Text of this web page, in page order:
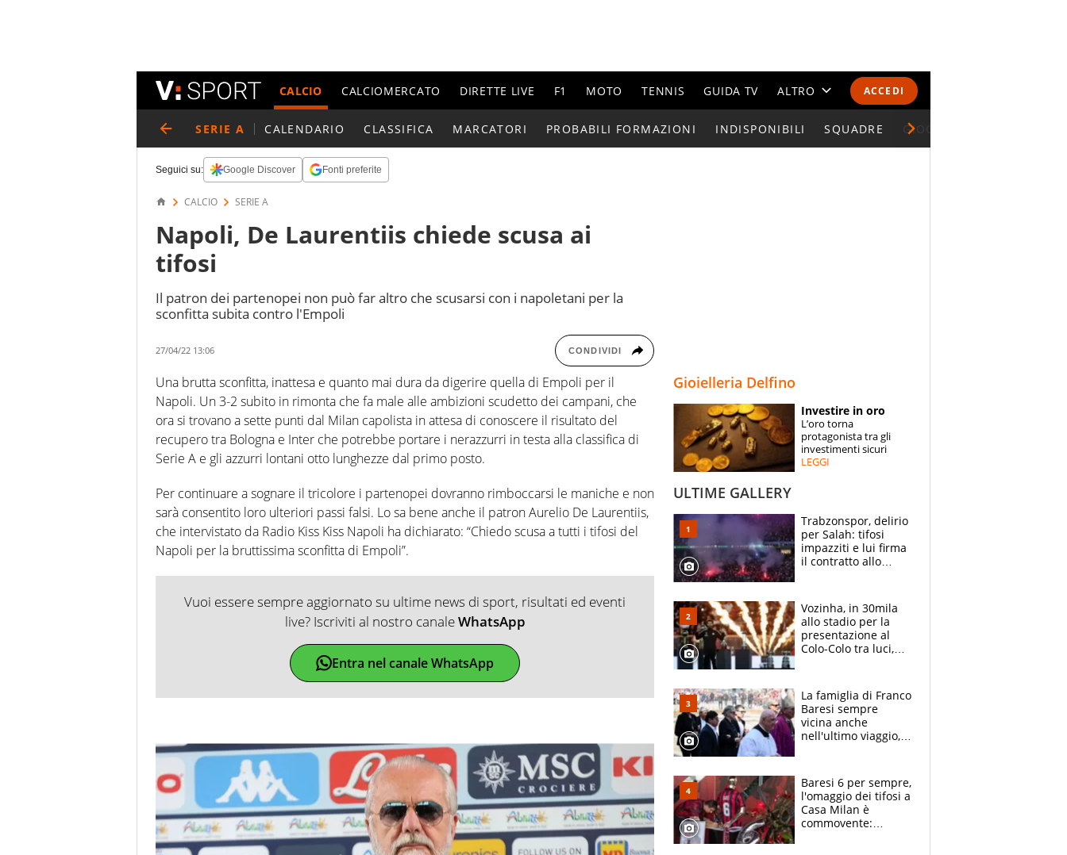
ACCEDI
CALCIO CALCIOMERCATO DIRETTE LIVE F1 MOTO TENNIS GUIDA TV ALTRO
CALENDARI E CLASSIFICHE
ESPERTI
CONTATTI
SERIE A CALENDARIO CLASSIFICA MARCATORI PROBABILI FORMAZIONI INDISPONIBILI SQUADRE GIOCATORI SERIE A
Seguici su: Google Discover Fonti preferite
CALCIO SERIE A
Napoli, De Laurentiis chiede scusa ai
tifosi
Il patron dei partenopei non può far altro che scusarsi con i napoletani per la
sconfitta subita contro l'Empoli
27/04/22 13:06 CONDIVIDI
Una brutta sconfitta, inattesa e quanto mai dura da digerire quella di Empoli per il
Napoli. Un 3-2 subito in rimonta che fa male alle ambizioni scudetto dei campani, che
ora si trovano a sette punti dal Milan capolista in attesa di conoscere il risultato del
recupero tra Bologna e Inter che potrebbe portare i nerazzurri in testa alla classifica di
Serie A e gli azzurri lontani otto lunghezze dal primo posto.
Per continuare a sognare il tricolore i partenopei dovranno rimboccarsi le maniche e non
sarà consentito loro ulteriori passi falsi. Lo sa bene anche il patron Aurelio De Laurentiis,
che intervistato da Radio Kiss Kiss Napoli ha dichiarato: “Chiedo scusa a tutti i tifosi del
Napoli per la bruttissima sconfitta di Empoli”.
Vuoi essere sempre aggiornato su ultime news di sport, risultati ed eventi
live? Iscriviti al nostro canaleWhatsApp
Entra nel canale WhatsApp
Gioielleria Delfino
Investire in oro
L’oro torna
protagonista tra gli
investimenti sicuri
LEGGI
ULTIME GALLERY
Trabzonspor, delirio
per Salah: tifosi
impazziti e lui firma
il contratto allo
Vozinha, in 30mila
allo stadio per la
presentazione al
Colo-Colo tra luci,
La famiglia di Franco
Baresi sempre
vicina anche
nell'ultimo viaggio,
circondati
dall'affetto dei tifosi
Baresi 6 per sempre,
l'omaggio dei tifosi a
Casa Milan è
commovente: